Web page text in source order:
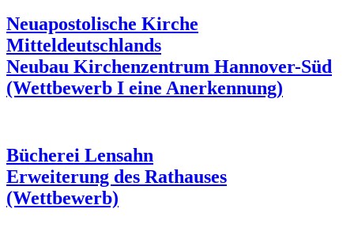
Neuapostolische Kirche
Mitteldeutschlands
Neubau Kirchenzentrum Hannover-Süd
(Wettbewerb I eine Anerkennung)
Bücherei Lensahn
Erweiterung des Rathauses
(Wettbewerb)